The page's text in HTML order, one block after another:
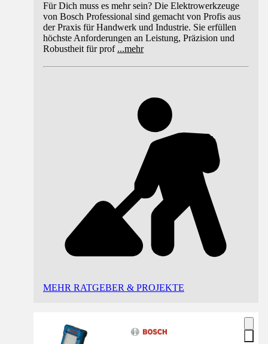
Für Dich muss es mehr sein? Die Elektrowerkzeuge
von Bosch Professional sind gemacht von Profis aus
der Praxis für Handwerk und Industrie. Sie erfüllen
höchste Anforderungen an Leistung, Präzision und
Robustheit für prof ...mehr
MEHR RATGEBER & PROJEKTE